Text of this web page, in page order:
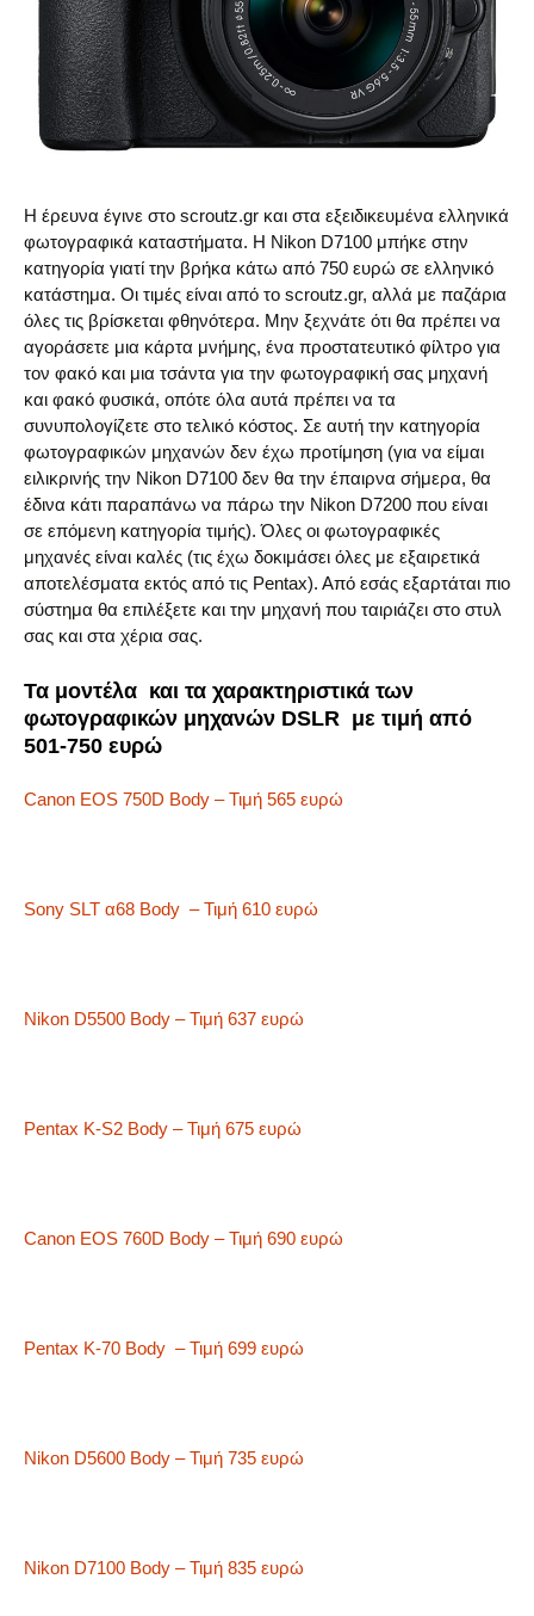
Η έρευνα έγινε στο scroutz.gr και στα εξειδικευμένα ελληνικά
φωτογραφικά καταστήματα. Η Nikon D7100 μπήκε στην
κατηγορία γιατί την βρήκα κάτω από 750 ευρώ σε ελληνικό
κατάστημα. Οι τιμές είναι από το scroutz.gr, αλλά με παζάρια
όλες τις βρίσκεται φθηνότερα. Μην ξεχνάτε ότι θα πρέπει να
αγοράσετε μια κάρτα μνήμης, ένα προστατευτικό φίλτρο για
τον φακό και μια τσάντα για την φωτογραφική σας μηχανή
και φακό φυσικά, οπότε όλα αυτά πρέπει να τα
συνυπολογίζετε στο τελικό κόστος. Σε αυτή την κατηγορία
φωτογραφικών μηχανών δεν έχω προτίμηση (για να είμαι
ειλικρινής την Nikon D7100 δεν θα την έπαιρνα σήμερα, θα
έδινα κάτι παραπάνω να πάρω την Nikon D7200 που είναι
σε επόμενη κατηγορία τιμής). Όλες οι φωτογραφικές
μηχανές είναι καλές (τις έχω δοκιμάσει όλες με εξαιρετικά
αποτελέσματα εκτός από τις Pentax). Από εσάς εξαρτάται πιο
σύστημα θα επιλέξετε και την μηχανή που ταιριάζει στο στυλ
σας και στα χέρια σας.
Τα μοντέλα και τα χαρακτηριστικά των
φωτογραφικών μηχανών DSLR με τιμή από
501-750 ευρώ
Canon EOS 750D Body – Τιμή 565 ευρώ
Sony SLT α68 Body – Τιμή 610 ευρώ
Nikon D5500 Body – Τιμή 637 ευρώ
Pentax K-S2 Body – Τιμή 675 ευρώ
Canon EOS 760D Body – Τιμή 690 ευρώ
Pentax K-70 Body – Τιμή 699 ευρώ
Nikon D5600 Body – Τιμή 735 ευρώ
Nikon D7100 Body – Τιμή 835 ευρώ